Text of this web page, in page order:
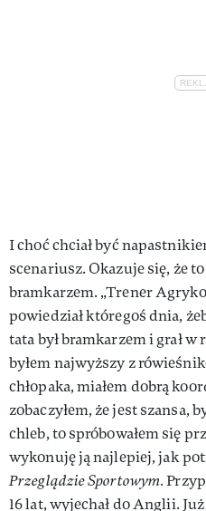
I choć chciał być
scenariusz. Okazuje się, że
bramkarzem. „Trener
powiedział któregoś dnia,
tata był bramkarzem i grał
byłem najwyższy z
chłopaka, miałem dobrą
zobaczyłem, że jest szansa,
chleb, to spróbowałem się
wykonuję ją najlepiej, jak
Przeglądzie Sportowym.
16 lat, wyjechał do Anglii.